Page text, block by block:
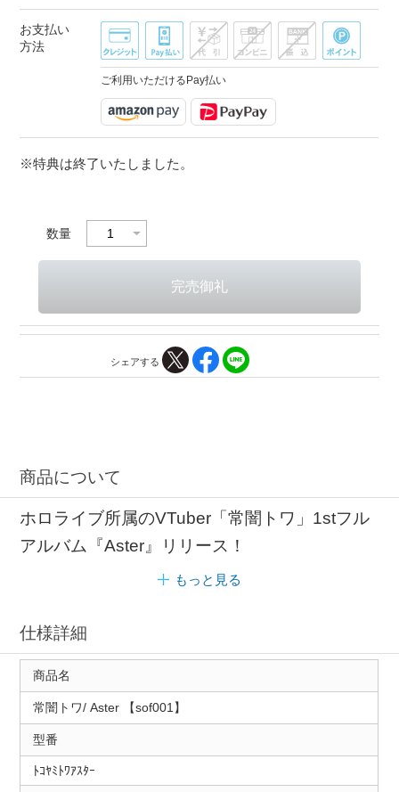
お支払い
方法
ご利用いただけるPay払い
※特典は終了いたしました。
数量
シェアする
商品について
ホロライブ所属のVTuber「常闇トワ」1stフル
アルバム『Aster』リリース！
もっと見る
仕様詳細
商品名
常闇トワ/ Aster 【sof001】
型番
ﾄｺﾔﾐﾄﾜｱｽﾀｰ